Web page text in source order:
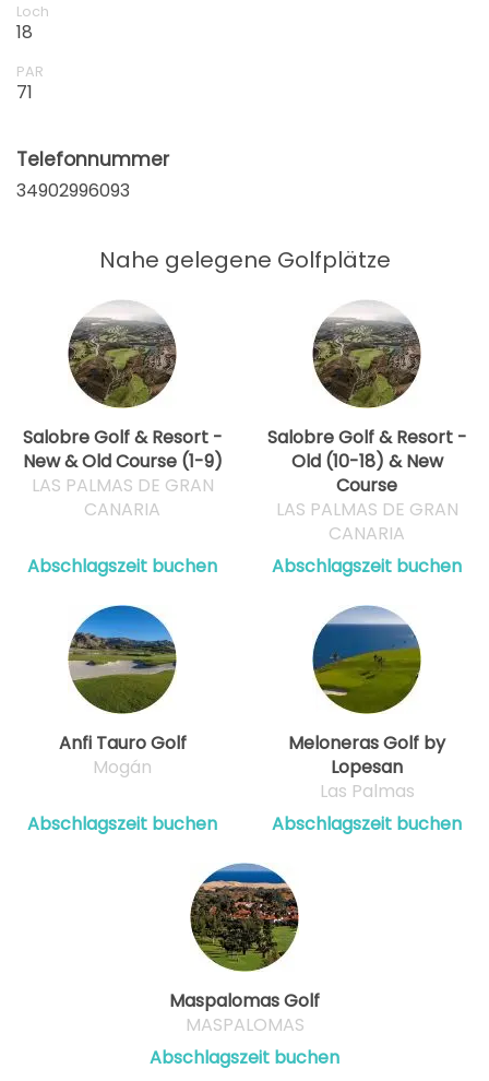
Loch
18
PAR
71
Telefonnummer
34902996093
Nahe gelegene Golfplätze
Salobre Golf & Resort -
New & Old Course (1-9)
LAS PALMAS DE GRAN
CANARIA
Abschlagszeit buchen
Salobre Golf & Resort -
Old (10-18) & New
Course
LAS PALMAS DE GRAN
CANARIA
Abschlagszeit buchen
Anfi Tauro Golf
Mogán
Abschlagszeit buchen
Meloneras Golf by
Lopesan
Las Palmas
Abschlagszeit buchen
Maspalomas Golf
MASPALOMAS
Abschlagszeit buchen